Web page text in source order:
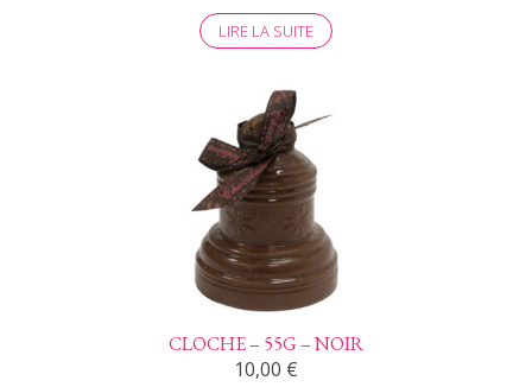
LIRE LA SUITE
CLOCHE – 55G – NOIR
10,00 €